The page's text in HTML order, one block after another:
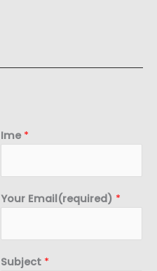
Ime *
Your Email(required) *
Subject *